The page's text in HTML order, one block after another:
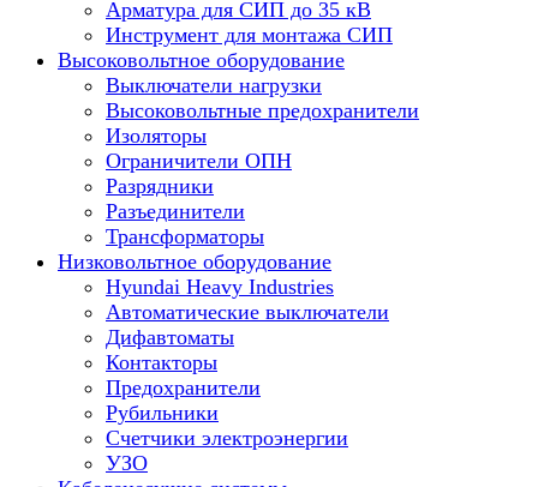
Арматура для СИП до 35 кВ
Инструмент для монтажа СИП
Высоковольтное оборудование
Выключатели нагрузки
Высоковольтные предохранители
Изоляторы
Ограничители ОПН
Разрядники
Разъединители
Трансформаторы
Низковольтное оборудование
Hyundai Heavy Industries
Автоматические выключатели
Дифавтоматы
Контакторы
Предохранители
Рубильники
Счетчики электроэнергии
УЗО